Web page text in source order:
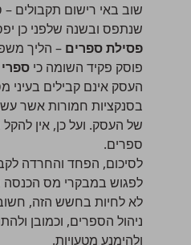
שוב באי רישום תקבולים
שנתפס ובשנה שלפני כן יפסלו-
פסילת ספרים– הליך
פוסק פקיד השומה כיספרי
העסק אינם קבילים בעיני
בסנקציות חמורות אשר
של העסק. ועל כן, אין להקל
ספרים.
לסיכום, הפחד והחרדה
לפגוש במבקרי מס הכנסה
לא לחיות בחשש הזה,
ניהול הספרים, וכמובן
ולהימנע מטעויות.